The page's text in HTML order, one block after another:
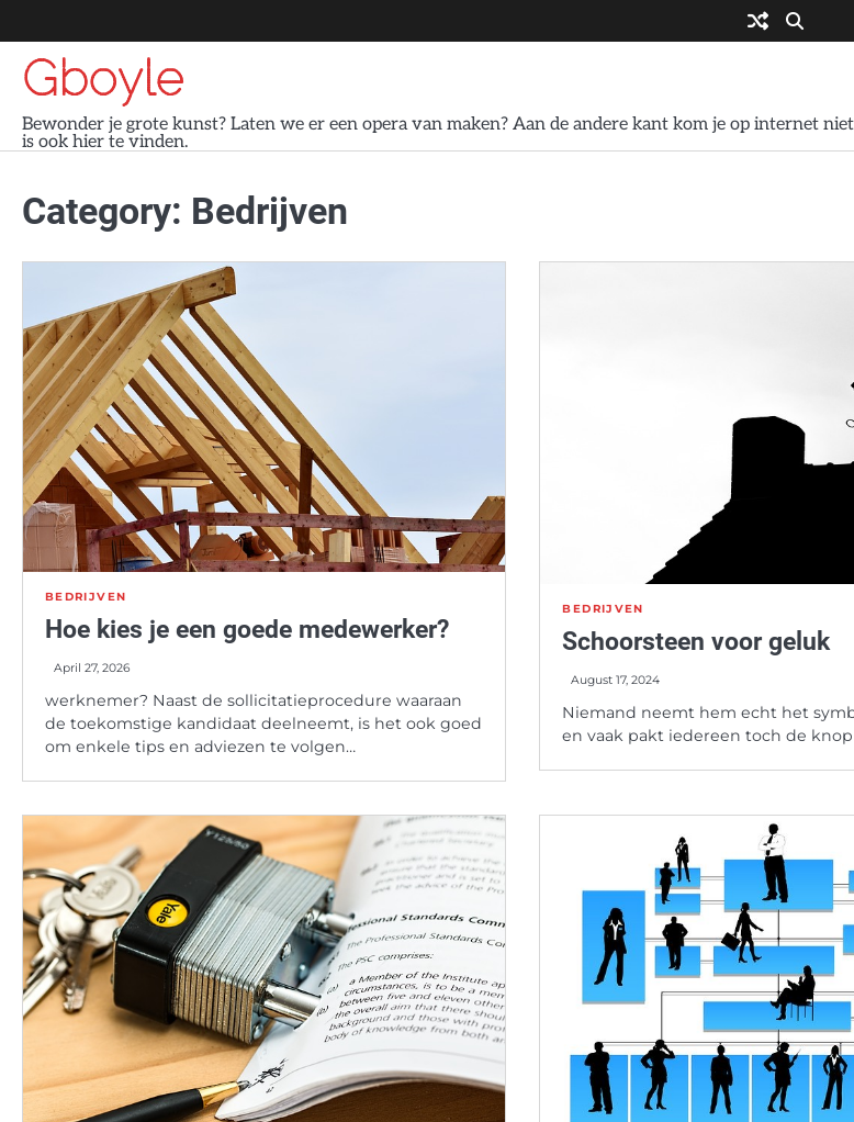
to
content
Gboyle
Bewonder je grote kunst? Laten we er een opera van maken? Aan de andere kant kom je op internet
is ook hier te vinden.
Category: Bedrijven
BEDRIJVEN
Hoe kies je een goede medewerker?
April 27, 2026
werknemer? Naast de sollicitatieprocedure waaraan
de toekomstige kandidaat deelneemt, is het ook goed
om enkele tips en adviezen te volgen…
BEDRIJVEN
Schoorsteen voor geluk
August 17, 2024
Niemand neemt hem echt het
en vaak pakt iedereen toch de